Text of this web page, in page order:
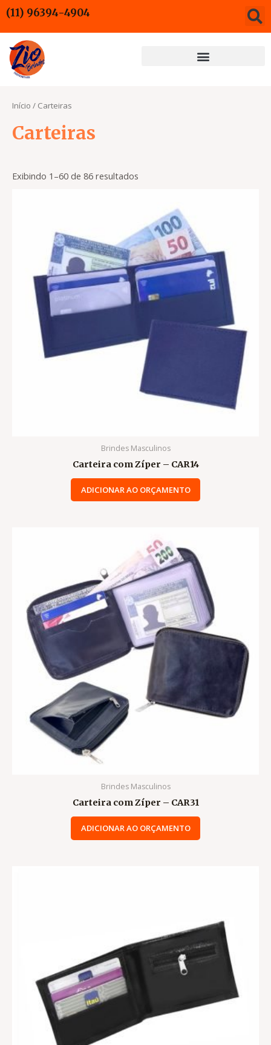
para
o
conteúdo
(11) 96394-4904
Início / Carteiras
Carteiras
Exibindo 1–60 de 86 resultados
Brindes Masculinos
Carteira com Zíper – CAR14
ADICIONAR AO ORÇAMENTO
Brindes Masculinos
Carteira com Zíper – CAR31
ADICIONAR AO ORÇAMENTO